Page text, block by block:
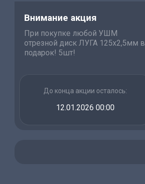
Внимание акция
При покупке любой УШМ
отрезной диск ЛУГА 125х2,5мм в
подарок! 5шт!
До конца акции осталось:
12.01.2026 00:00